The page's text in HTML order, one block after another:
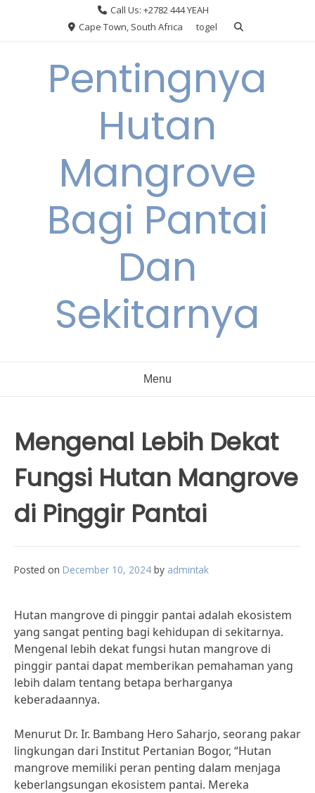
Call Us: +2782 444 YEAH
Cape Town, South Africa
togel
Pentingnya
Hutan
Mangrove
Bagi Pantai
Dan
Sekitarnya
Menu
Mengenal Lebih Dekat
Fungsi Hutan Mangrove
di Pinggir Pantai
Posted on December 10, 2024 by admintak
Hutan mangrove di pinggir pantai adalah ekosistem
yang sangat penting bagi kehidupan di sekitarnya.
Mengenal lebih dekat fungsi hutan mangrove di
pinggir pantai dapat memberikan pemahaman yang
lebih dalam tentang betapa berharganya
keberadaannya.
Menurut Dr. Ir. Bambang Hero Saharjo, seorang pakar
lingkungan dari Institut Pertanian Bogor, “Hutan
mangrove memiliki peran penting dalam menjaga
keberlangsungan ekosistem pantai. Mereka